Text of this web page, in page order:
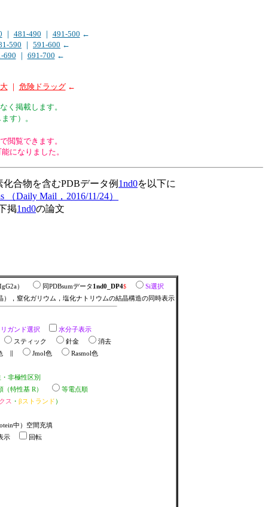
｜ 481-490 ｜ 491-500 ←
590 ｜ 591-600 ←
690 ｜ 691-700 ←
｜ 危険ドラッグ←
く掲載します。
す）。
閲覧できます。
になりました。
合物を含むPDBデータ例 1nd0を以下に
（Daily Mail，2016/11/24）
掲1nd0の論文
IgG2a） 同PDBsumデータ 1nd0_DP4$
Si選択
），窒化ガリウム，塩化ナトリウムの結晶構造の同時表示
リガンド選択
水分子表示
スティック 針金
消去
∥ Jmol色
Rasmol色
非極性区別
（特性基 R）
等電点順
ス ・ βストランド）
中）空間充填
示
回転